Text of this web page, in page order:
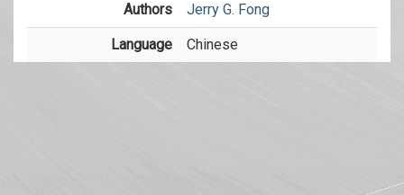
Authors Jerry G. Fong
Language Chinese